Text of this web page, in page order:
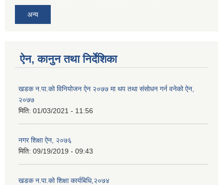
अन्य
ऐन, कानुन तथा निर्देशिका
खडक न‍.पा.को विनियोजन ऐन २०७७ मा थप तथा संसाेधन गर्न वनेको ऐन,
२०७७
मिति: 01/03/2021 - 11:56
नगर शिक्षा ऐन, २०७६
मिति: 09/19/2019 - 09:43
खडक न.पा.को शिक्षा कार्यबिधि,२०७४